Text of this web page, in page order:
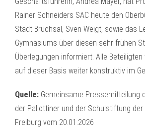
Rainer Schneiders SAC heute den
Stadt Bruchsal, Sven Weigt, sowie das
Gymnasiums über diesen sehr frühen
Überlegungen informiert. Alle
auf dieser Basis weiter konstruktiv im
Quelle: Gemeinsame Pressemitteilung
der Pallottiner und der Schulstiftung der
Freiburg vom 20.01.2026